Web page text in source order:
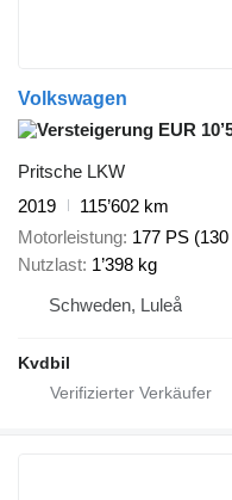
Volkswagen
EUR
Pritsche LKW
2019
115’602 km
Motorleistung 177 PS
Nutzlast 1’398 kg
Schweden, Luleå
Kvdbil